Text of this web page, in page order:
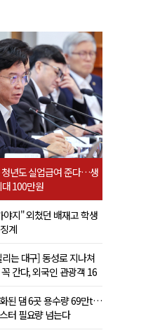
년도 실업급여 준다…생
100만원
지" 외쳤던 배재고 학생
계
는 대구] 동성로 지나쳐
간다, 외국인 관광객 16
된 댐 6곳 용수량 69만t…
터 필요량 넘는다